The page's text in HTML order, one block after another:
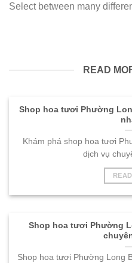
Khám phá shop hoa tươi
Select between many
READ
Shop hoa tươi Phường
Khám phá shop hoa tươi
dịch vụ
Shop hoa tươi Phường
Shop hoa tươi Phường Long